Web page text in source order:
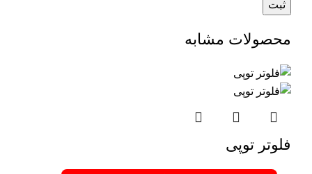
محصولات مشابه
فلوتر توپی